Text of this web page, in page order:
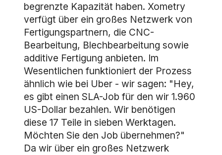
begrenzte Kapazität haben. Xometry
verfügt über ein großes Netzwerk von
Fertigungspartnern, die CNC-
Bearbeitung, Blechbearbeitung sowie
additive Fertigung anbieten. Im
Wesentlichen funktioniert der Prozess
ähnlich wie bei Uber - wir sagen: "Hey,
es gibt einen SLA-Job für den wir 1.960
US-Dollar bezahlen. Wir benötigen
diese 17 Teile in sieben Werktagen.
Möchten Sie den Job übernehmen?"
Da wir über ein großes Netzwerk